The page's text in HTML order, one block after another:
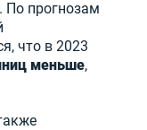
По прогнозам
что в 2023
меньше,